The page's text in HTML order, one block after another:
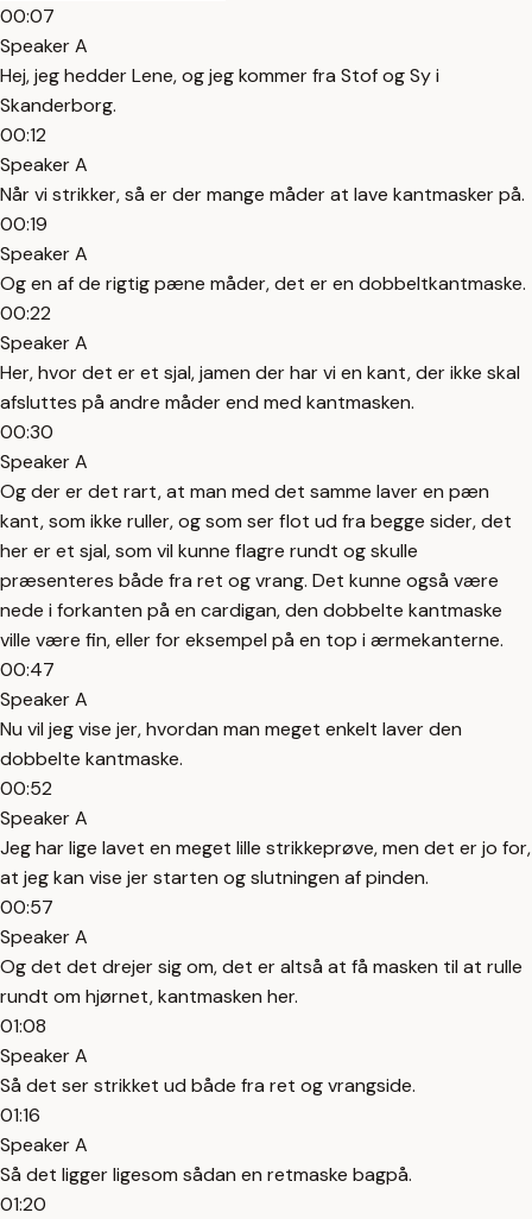
00:07
Speaker A
Hej, jeg hedder Lene, og jeg kommer fra Stof og Sy i
Skanderborg.
00:12
Speaker A
Når vi strikker, så er der mange måder at lave kantmasker på.
00:19
Speaker A
Og en af de rigtig pæne måder, det er en dobbeltkantmaske.
00:22
Speaker A
Her, hvor det er et sjal, jamen der har vi en kant, der ikke skal
afsluttes på andre måder end med kantmasken.
00:30
Speaker A
Og der er det rart, at man med det samme laver en pæn
kant, som ikke ruller, og som ser flot ud fra begge sider, det
her er et sjal, som vil kunne flagre rundt og skulle
præsenteres både fra ret og vrang. Det kunne også være
nede i forkanten på en cardigan, den dobbelte kantmaske
ville være fin, eller for eksempel på en top i ærmekanterne.
00:47
Speaker A
Nu vil jeg vise jer, hvordan man meget enkelt laver den
dobbelte kantmaske.
00:52
Speaker A
Jeg har lige lavet en meget lille strikkeprøve, men det er jo for,
at jeg kan vise jer starten og slutningen af pinden.
00:57
Speaker A
Og det det drejer sig om, det er altså at få masken til at rulle
rundt om hjørnet, kantmasken her.
01:08
Speaker A
Så det ser strikket ud både fra ret og vrangside.
01:16
Speaker A
Så det ligger ligesom sådan en retmaske bagpå.
01:20